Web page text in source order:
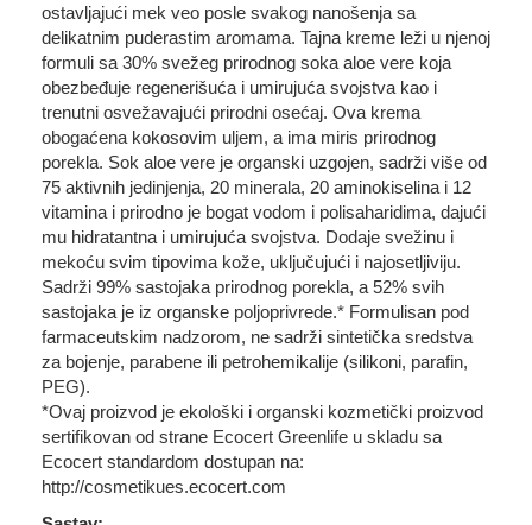
ostavljajući mek veo posle svakog nanošenja sa
delikatnim puderastim aromama. Tajna kreme leži u njenoj
formuli sa 30% svežeg prirodnog soka aloe vere koja
obezbeđuje regenerišuća i umirujuća svojstva kao i
trenutni osvežavajući prirodni osećaj. Ova krema
obogaćena kokosovim uljem, a ima miris prirodnog
porekla. Sok aloe vere je organski uzgojen, sadrži više od
75 aktivnih jedinjenja, 20 minerala, 20 aminokiselina i 12
vitamina i prirodno je bogat vodom i polisaharidima, dajući
mu hidratantna i umirujuća svojstva. Dodaje svežinu i
mekoću svim tipovima kože, uključujući i najosetljiviju.
Sadrži 99% sastojaka prirodnog porekla, a 52% svih
sastojaka je iz organske poljoprivrede.* Formulisan pod
farmaceutskim nadzorom, ne sadrži sintetička sredstva
za bojenje, parabene ili petrohemikalije (silikoni, parafin,
PEG).
*Ovaj proizvod je ekološki i organski kozmetički proizvod
sertifikovan od strane Ecocert Greenlife u skladu sa
Ecocert standardom dostupan na:
http://cosmetikues.ecocert.com